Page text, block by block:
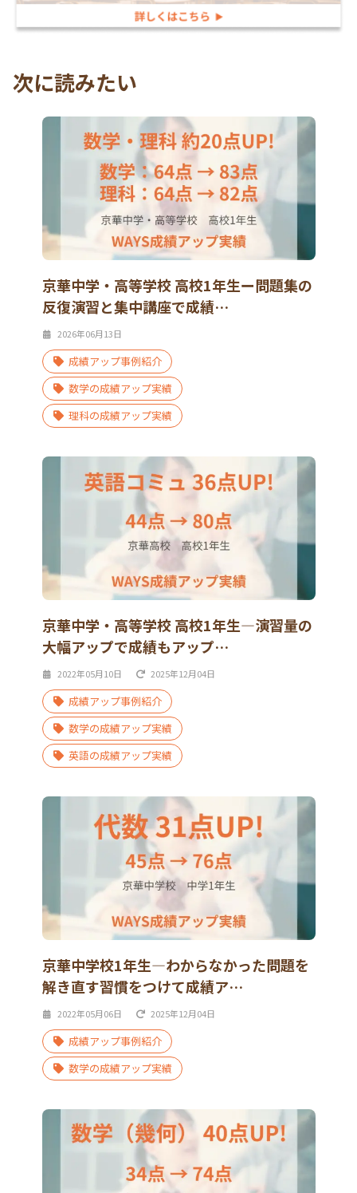
次に読みたい
京華中学・高等学校 高校1年生ー問題集の
反復演習と集中講座で成績…
2026年06月13日
成績アップ事例紹介
数学の成績アップ実績
理科の成績アップ実績
京華中学・高等学校 高校1年生―演習量の
大幅アップで成績もアップ…
2022年05月10日 2025年12月04日
成績アップ事例紹介
数学の成績アップ実績
英語の成績アップ実績
京華中学校1年生―わからなかった問題を
解き直す習慣をつけて成績ア…
2022年05月06日 2025年12月04日
成績アップ事例紹介
数学の成績アップ実績